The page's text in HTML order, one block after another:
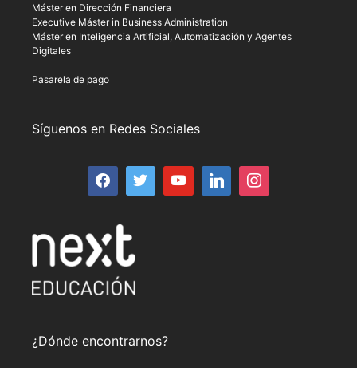
Máster en Dirección Financiera
Executive Máster in Business Administration
Máster en Inteligencia Artificial, Automatización y Agentes
Digitales
Pasarela de pago
Síguenos en Redes Sociales
¿Dónde encontrarnos?